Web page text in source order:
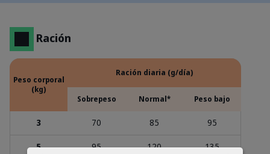
Ración
Peso corporal
(kg)
Ración diaria (g/día)
Sobrepeso Normal* Peso bajo
3 70 85 95
5 95 120 135